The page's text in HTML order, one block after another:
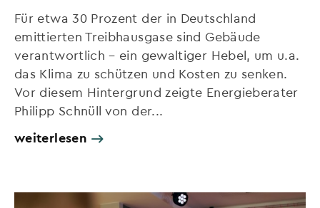
Für etwa 30 Prozent der in Deutschland
emittierten Treibhausgase sind Gebäude
verantwortlich – ein gewaltiger Hebel, um u.a.
das Klima zu schützen und Kosten zu senken.
Vor diesem Hintergrund zeigte Energieberater
Philipp Schnüll von der...
weiterlesen